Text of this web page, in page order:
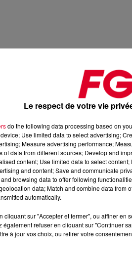
14 mars 2025
, 📱 et sur l’Application FG (IOS
rave et tech-house
Le respect de votre vie
do the following data processing based on
Use limited data to select advertising;
Measure advertising performance;
of data from different sources; Develop and
content; Use limited data to select
and content; Save and communicate
browsing data to offer following
data; Match and combine data from
automatically.
cliquant sur "Accepter et fermer", ou affiner
également refuser en cliquant sur "Continuer
à jour vos choix, ou retirer votre